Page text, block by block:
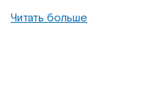
Читать больше